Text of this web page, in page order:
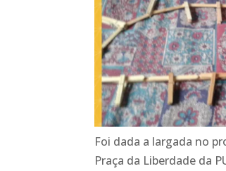
Foi dada a largada no
Praça da Liberdade da